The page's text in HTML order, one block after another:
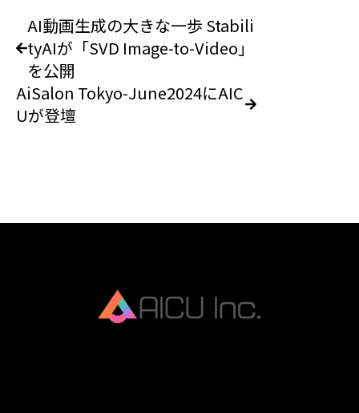
AI動画生成の大きな一歩 Stabili
tyAIが「SVD Image-to-Video」
を公開
AiSalon Tokyo-June2024にAIC
Uが登壇